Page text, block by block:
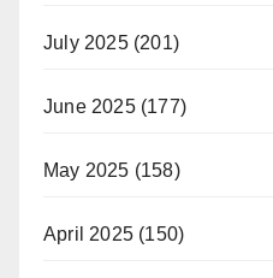
July 2025(201)
June 2025(177)
May 2025 (158)
April 2025 (150)